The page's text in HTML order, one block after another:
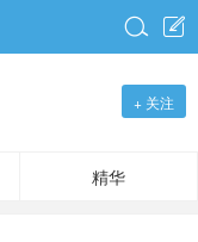


+ 关注
精华